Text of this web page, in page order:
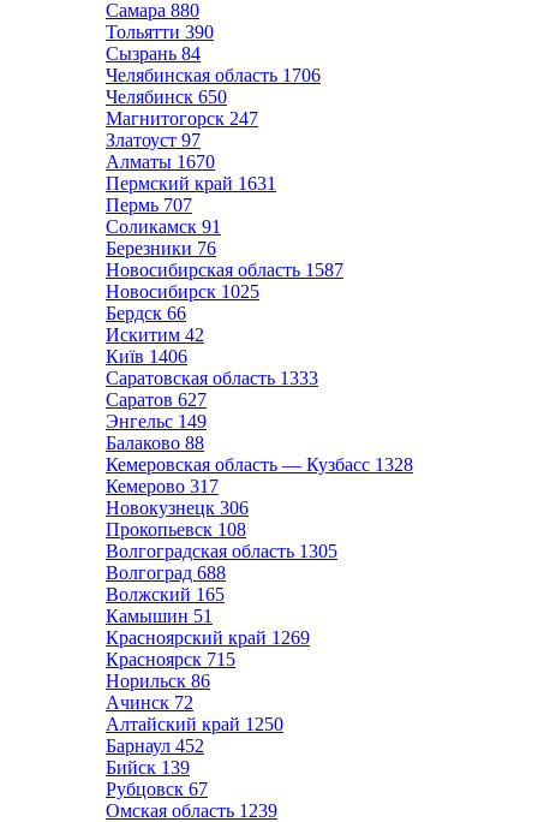
Самара 880
Тольятти 390
Сызрань 84
Челябинская область 1706
Челябинск 650
Магнитогорск 247
Златоуст 97
Алматы 1670
Пермский край 1631
Пермь 707
Соликамск 91
Березники 76
Новосибирская область 1587
Новосибирск 1025
Бердск 66
Искитим 42
Київ 1406
Саратовская область 1333
Саратов 627
Энгельс 149
Балаково 88
Кемеровская область — Кузбасс 1328
Кемерово 317
Новокузнецк 306
Прокопьевск 108
Волгоградская область 1305
Волгоград 688
Волжский 165
Камышин 51
Красноярский край 1269
Красноярск 715
Норильск 86
Ачинск 72
Алтайский край 1250
Барнаул 452
Бийск 139
Рубцовск 67
Омская область 1239